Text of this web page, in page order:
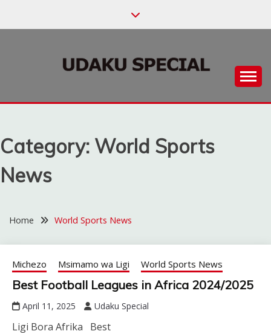
UDAKU SPECIAL
Category: World Sports
News
Home World Sports News
Michezo Msimamo wa Ligi World Sports News
Best Football Leagues in Africa 2024/2025
April 11, 2025 Udaku Special
Ligi Bora Afrika Best